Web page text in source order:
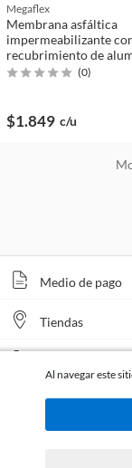
Megaflex
Membrana asfáltica
impermeabilizante
recubrimiento de
(0)
$1.849 c/u
Medio de pago
Tiendas
Al navegar este